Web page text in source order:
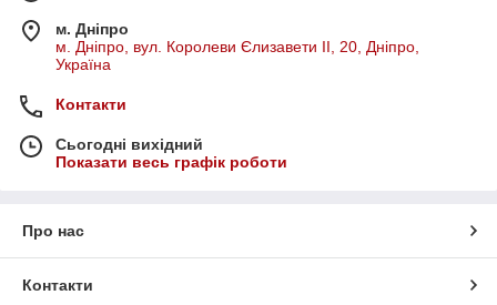
м. Дніпро
м. Дніпро, вул. Королеви Єлизавети ІІ, 20, Дніпро,
Україна
Контакти
Сьогодні вихідний
Показати весь графік роботи
Про нас
Контакти